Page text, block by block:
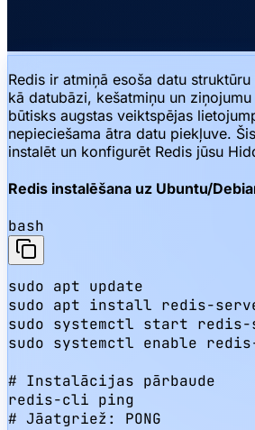
Redis ir atmiņā esoša datu
kā datubāzi, kešatmiņu un
būtisks augstas veiktspējas
nepieciešama ātra datu piekļuve.
instalēt un konfigurēt Redis jūsu
Redis instalēšana uz Ubuntu/
bash
sudo apt update
sudo apt install redis-
sudo systemctl start redis-
sudo systemctl enable
# Instalācijas pārbaude
redis-cli ping
# Jāatgriež: PONG